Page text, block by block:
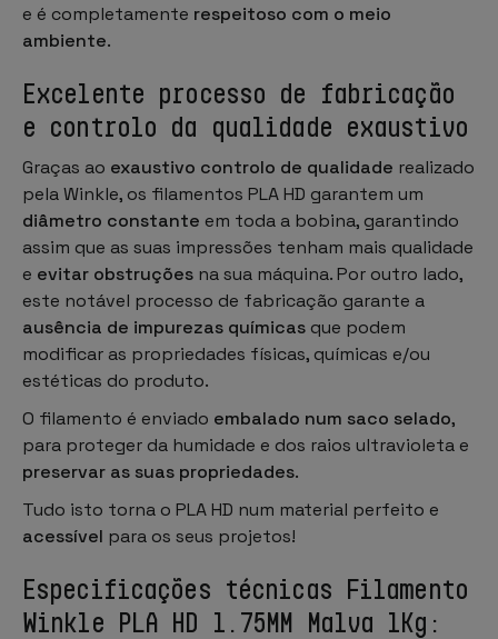
e é completamente respeitoso com o meio
ambiente.
Excelente processo de fabricação
e controlo da qualidade exaustivo
Graças ao exaustivo controlo de qualidade realizado
pela Winkle, os filamentos PLA HD garantem um
diâmetro constante em toda a bobina, garantindo
assim que as suas impressões tenham mais qualidade
e evitar obstruções na sua máquina. Por outro lado,
este notável processo de fabricação garante a
ausência de impurezas químicas que podem
modificar as propriedades físicas, químicas e/ou
estéticas do produto.
O filamento é enviado embalado num saco selado,
para proteger da humidade e dos raios ultravioleta e
preservar as suas propriedades.
Tudo isto torna o PLA HD num material perfeito e
acessível para os seus projetos!
Especificações técnicas Filamento
Winkle PLA HD 1.75MM Malva 1Kg: